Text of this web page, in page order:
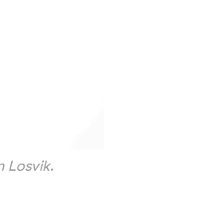
Losvik.